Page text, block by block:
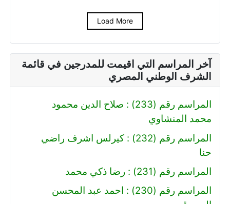
Load More
آخر المراسم التي اقيمت للمدرجين في قائمة
الشرف الوطني المصري
المراسم رقم (233) : صلاح الدين محمود
محمد المنشاوي
المراسم رقم (232) : كيرلس اشرف راضي
حنا
المراسم رقم (231) : رضا ذكي محمد
المراسم رقم (230) : احمد عبد المحسن